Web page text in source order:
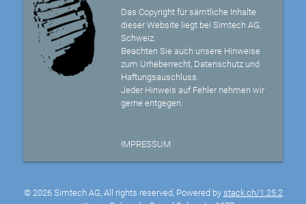
Das Copyright für sämtliche Inhalte
dieser Website liegt bei Simtech AG,
Schweiz.
Beachten Sie auch unsere Hinweise
zum Urheberrecht, Datenschutz und
Haftungsauschluss.
Jeder Hinweis auf Fehler nehmen wir
gerne entgegen.
IMPRESSUM
© 2026 Simtech AG, All rights reserved, Powered by stack.ch/1.25.2